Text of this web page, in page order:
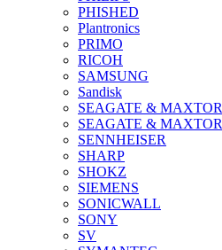
PHISHED
Plantronics
PRIMO
RICOH
SAMSUNG
Sandisk
SEAGATE & MAXTOR
SEAGATE & MAXTOR
SENNHEISER
SHARP
SHOKZ
SIEMENS
SONICWALL
SONY
SV